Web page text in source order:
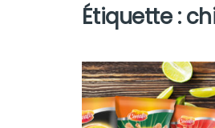
Étiquette :